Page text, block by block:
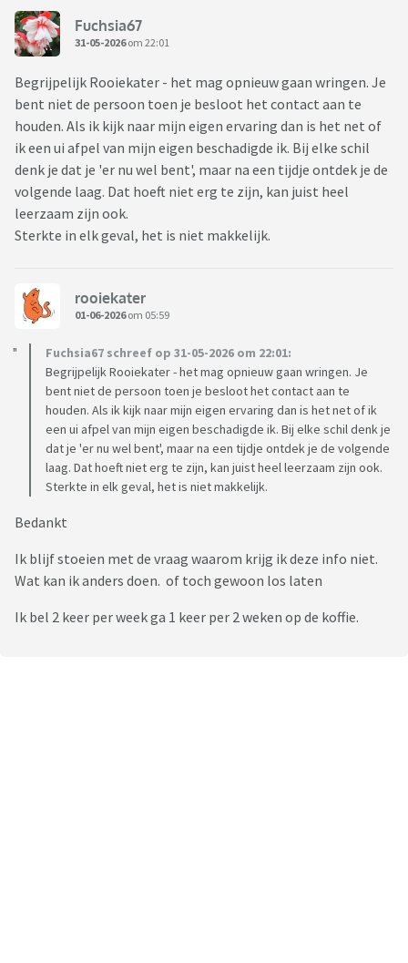
Maar daarom snap ik wel dat mensen soms even onredelijk
zijn. Ja, nuchter bezien en in feite ben je boos op de ziekte.
de persoon, uit onmacht en frustratie, of dan wil je even
stoom afblazen.
Dat is heel naar om te lezen als je zelf de zieke bent. Ik heb
ook een chronische aandoening (twee inmiddels) die impact
hebben op mijn leven en dat van mijn man. Hij wordt ook
beperkt door mijn ziekte. Vandaar dat ik me kan voorstellen
dat er behoefte is aan een uitlaatklep waar de partner of
Met het uitgangspunt: ja ik ben eigenlijk boos op de situatie
en ik zorg heus goed voor mijn geliefde, maar hier mag ik
Ik weet niet of hier behoefte aan is, als dat niet zo is zal het
topic wel weer zakken en verdwijnen. Maar ik weet dat toen
het met mijn moeder speelde, ik af en toe even moest gillen
tegen iemand.
Fuchsia67
31-05-2026om 22:01
Begrijpelijk Rooiekater - het mag opnieuw gaan wringen. Je
bent niet de persoon toen je besloot het contact aan te
houden. Als ik kijk naar mijn eigen ervaring dan is het net of
ik een ui afpel van mijn eigen beschadigde ik. Bij elke schil
denk je dat je 'er nu wel bent', maar na een tijdje ontdek je de
volgende laag. Dat hoeft niet erg te zijn, kan juist heel
leerzaam zijn ook.
Sterkte in elk geval, het is niet makkelijk.
rooiekater
01-06-2026om 05:59
Fuchsia67 schreef op 31-05-2026 om 22:01:
Begrijpelijk Rooiekater - het mag opnieuw gaan wringen. Je
bent niet de persoon toen je besloot het contact aan te
houden. Als ik kijk naar mijn eigen ervaring dan is het net of ik
een ui afpel van mijn eigen beschadigde ik. Bij elke schil denk je
dat je 'er nu wel bent', maar na een tijdje ontdek je de volgende
laag. Dat hoeft niet erg te zijn, kan juist heel leerzaam zijn ook.
Sterkte in elk geval, het is niet makkelijk.
Bedankt
Ik blijf stoeien met de vraag waarom krijg ik deze info niet.
Wat kan ik anders doen. of toch gewoon los laten
Ik bel 2 keer per week ga 1 keer per 2 weken op de koffie.